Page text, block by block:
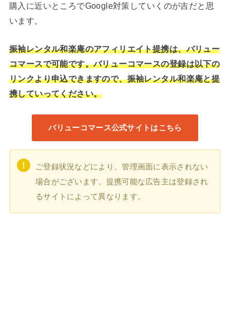
購入に近いところでGoogle対策していくのが吉だと思
います。
振袖レンタル和楽庵のアフィリエイト提携は、バリュー
コマースで可能です。バリューコマースの登録は以下の
リンクより申込できますので、振袖レンタル和楽庵と提
携していってください。
バリューコマース公式サイトはこちら
ご登録状況などにより、管理画面に表示されない
場合がございます。提携可能な広告主は登録され
るサイトによって異なります。